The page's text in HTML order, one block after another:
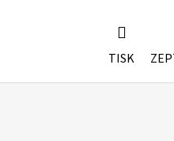
TISK